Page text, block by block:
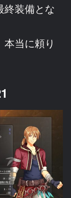
終装備とな
当に頼り